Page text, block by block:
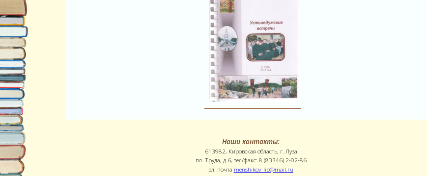
Наши контакты:
613982, Кировская область, г. Луза
пл. Труда, д.6, тел/факс: 8 (83346) 2-02-86
эл. почта menshikov_lib@mail.ru